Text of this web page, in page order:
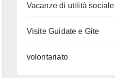
Vacanze di utilità sociale
Visite Guidate e Gite
volontariato